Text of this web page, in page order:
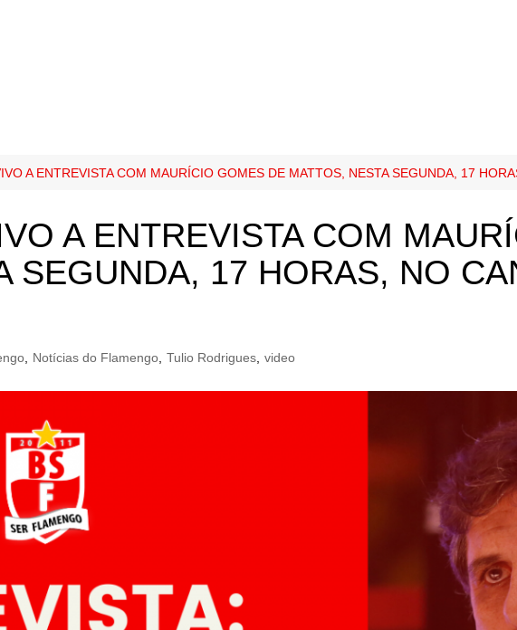
A ENTREVISTA COM MAURÍCIO GOMES DE MATTOS, NESTA SEGUNDA, 17
A ENTREVISTA COM
SEGUNDA, 17 HORAS, NO
Notícias do Flamengo Tulio Rodrigues video